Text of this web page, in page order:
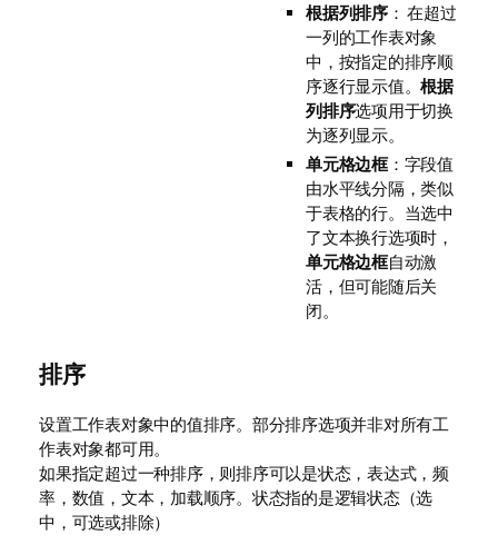
根据列排序： 在超过
一列的工作表对象
中，按指定的排序顺
序逐行显示值。根据
列排序选项用于切换
为逐列显示。
单元格边框：字段值
由水平线分隔，类似
于表格的行。当选中
了文本换行选项时，
单元格边框自动激
活，但可能随后关
闭。
排序
设置工作表对象中的值排序。部分排序选项并非对所有工
作表对象都可用。
如果指定超过一种排序，则排序可以是状态，表达式，频
率，数值，文本，加载顺序。 状态指的是逻辑状态（选
中，可选或排除）